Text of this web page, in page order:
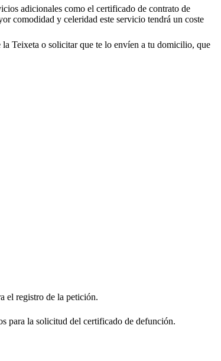
adicionales como el certificado de contrato de
comodidad y celeridad este servicio tendrá un coste
la Teixeta o solicitar que te lo envíen a tu domicilio, que
el registro de la petición.
para la solicitud del certificado de defunción.